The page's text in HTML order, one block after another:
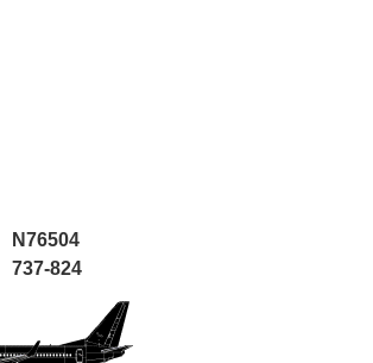
N76504
737-824